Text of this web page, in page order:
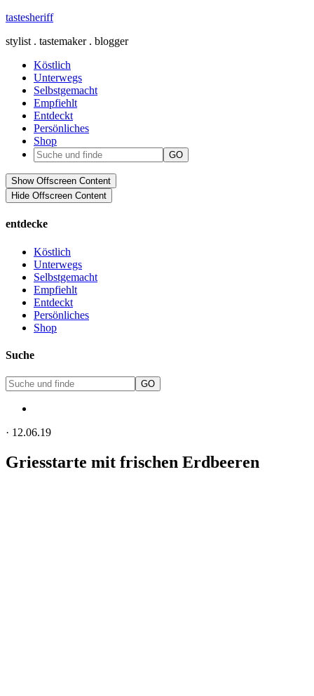
tastesheriff
stylist . tastemaker . blogger
Köstlich
Unterwegs
Selbstgemacht
Empfiehlt
Entdeckt
Persönliches
Shop
Show Offscreen Content
Hide Offscreen Content
entdecke
Köstlich
Unterwegs
Selbstgemacht
Empfiehlt
Entdeckt
Persönliches
Shop
Suche
· 12.06.19
Griesstarte mit frischen Erdbeeren